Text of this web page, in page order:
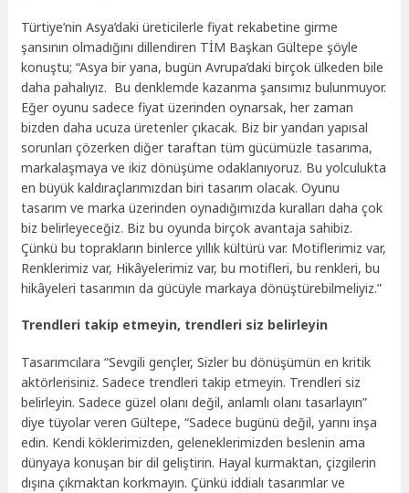
Türtiye’nin Asya’daki üreticilerle fiyat rekabetine girme
şansının olmadığını dillendiren TİM Başkan Gültepe şöyle
konuştu; “Asya bir yana, bugün Avrupa’daki birçok ülkeden bile
daha pahalıyız. Bu denklemde kazanma şansımız bulunmuyor.
Eğer oyunu sadece fiyat üzerinden oynarsak, her zaman
bizden daha ucuza üretenler çıkacak. Biz bir yandan yapısal
sorunları çözerken diğer taraftan tüm gücümüzle tasarıma,
markalaşmaya ve ikiz dönüşüme odaklanıyoruz. Bu yolculukta
en büyük kaldıraçlarımızdan biri tasarım olacak. Oyunu
tasarım ve marka üzerinden oynadığımızda kuralları daha çok
biz belirleyeceğiz. Biz bu oyunda birçok avantaja sahibiz.
Çünkü bu toprakların binlerce yıllık kültürü var. Motiflerimiz var,
Renklerimiz var, Hikâyelerimiz var, bu motifleri, bu renkleri, bu
hikâyeleri tasarımın da gücüyle markaya dönüştürebilmeliyiz.”
Trendleri takip etmeyin, trendleri siz belirleyin
Tasarımcılara “Sevgili gençler, Sizler bu dönüşümün en kritik
aktörlerisiniz. Sadece trendleri takip etmeyin. Trendleri siz
belirleyin. Sadece güzel olanı değil, anlamlı olanı tasarlayın”
diye tüyolar veren Gültepe, “Sadece bugünü değil, yarını inşa
edin. Kendi köklerimizden, geleneklerimizden beslenin ama
dünyaya konuşan bir dil geliştirin. Hayal kurmaktan, çizgilerin
dışına çıkmaktan korkmayın. Çünkü iddialı tasarımlar ve